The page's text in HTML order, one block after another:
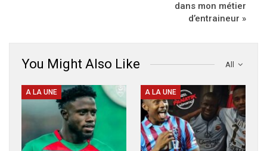
dans mon métier
d’entraineur »
All
You Might Also Like
A LA UNE A LA UNE